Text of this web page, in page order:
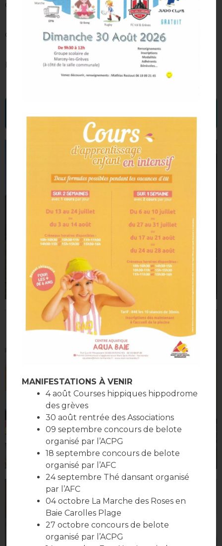
Garderie du Soir de 16h45 à 18h : 2.15 € avec goûter
Garderie après 18h jusqu’à 18h30 : 1€
Majoration étude surveillée du soir jusqu’à 18h : 1 €
périscolaire de Marcey les Grèves
MANIFESTATIONS À VENIR
4 août Courses hippiques hippodrome
des grèves
30 août rentrée des Associations
09 septembre concours de belote
organisé par l’ACPG
18 septembre concours de belote
organisé par l’AFC
24 septembre Thé dansant organisé
par l’AFC
04 octobre La Marche des Roses en
Baie Carolles Plage
27 octobre concours de belote
organisé par l’ACPG